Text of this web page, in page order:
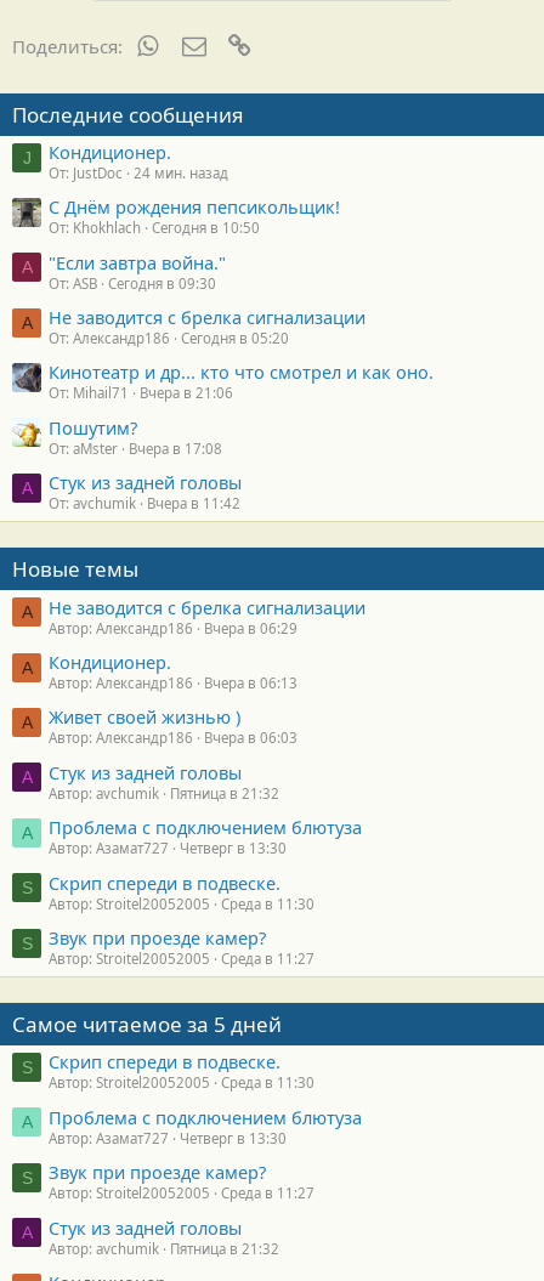
Поделиться: WhatsAppЭлектронная почта
Последние сообщения
J Кондиционер.
От: JustDoc 24 мин. назад
С Днём рождения пепсикольщик!
От: Khokhlach Сегодня в 10:50
A "Если завтра война."
От: ASB Сегодня в 09:30
А Не заводится с брелка сигнализации
От: Александр186 Сегодня в 05:20
Кинотеатр и др... кто что смотрел и как оно.
От: Mihail71 Вчера в 21:06
Пошутим?
От: aMster Вчера в 17:08
A Стук из задней головы
От: avchumik Вчера в 11:42
Новые темы
А Не заводится с брелка сигнализации
Автор: Александр186 Вчера в 06:29
А Кондиционер.
Автор: Александр186 Вчера в 06:13
А Живет своей жизнью )
Автор: Александр186 Вчера в 06:03
A Стук из задней головы
Автор: avchumik Пятница в 21:32
А Проблема с подключением блютуза
Автор: Азамат727 Четверг в 13:30
S Скрип спереди в подвеске.
Автор: Stroitel20052005 Среда в 11:30
S Звук при проезде камер?
Автор: Stroitel20052005 Среда в 11:27
Самое читаемое за 5 дней
S Скрип спереди в подвеске.
Автор: Stroitel20052005 Среда в 11:30
А Проблема с подключением блютуза
Автор: Азамат727 Четверг в 13:30
S Звук при проезде камер?
Автор: Stroitel20052005 Среда в 11:27
A Стук из задней головы
Автор: avchumik Пятница в 21:32